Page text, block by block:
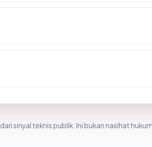
sinyal teknis publik. Ini bukan nasihat